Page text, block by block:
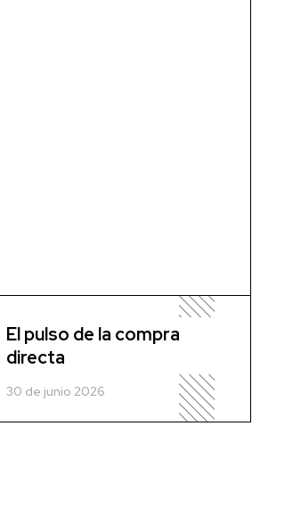
El pulso de la compra
directa
30 de junio 2026